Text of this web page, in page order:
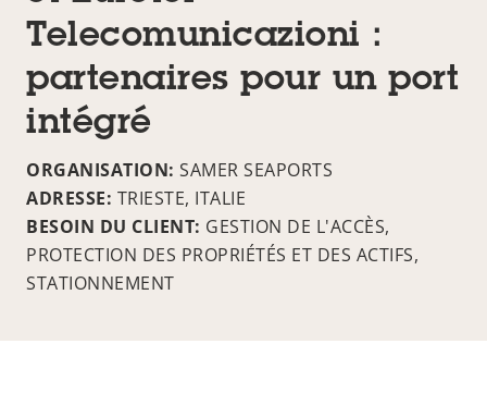
Telecomunicazioni :
partenaires pour un port
intégré
ORGANISATION: SAMER SEAPORTS
ADRESSE: TRIESTE, ITALIE
BESOIN DU CLIENT: GESTION DE L'ACCÈS,
PROTECTION DES PROPRIÉTÉS ET DES ACTIFS,
STATIONNEMENT